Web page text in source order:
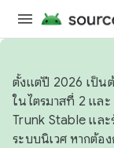
ตั้งแต่ปี 2026 เป็นต้
ในไตรมาสที่ 2 แล
Trunk Stable และ
ระบบนิเวศ หากต้อ